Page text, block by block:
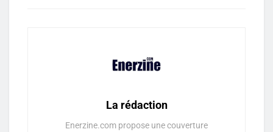
La rédaction
Enerzine.com propose une couverture